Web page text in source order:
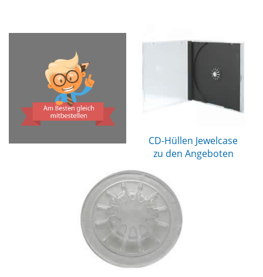
CD-Hüllen Jewelcase
zu den Angeboten